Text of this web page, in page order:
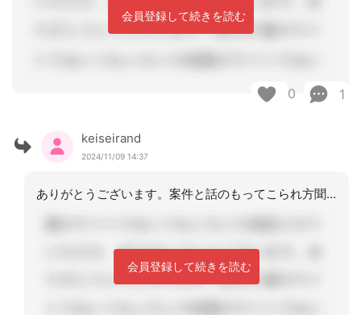
会員登録して続きを読む
0 1
keiseirand
2024/11/09 14:37
ありがとうございます。案件と話のもってこられ方聞いて怪しいと思ったので落ち着いて
会員登録して続きを読む